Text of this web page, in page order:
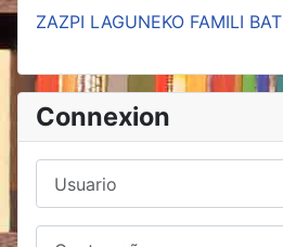
ZAZPI LAGUNEKO FAMILI BAT
Connexion